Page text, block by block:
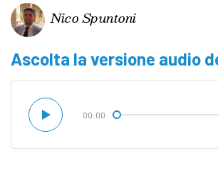
Nico Spuntoni
Ascolta la versione audio
00:00